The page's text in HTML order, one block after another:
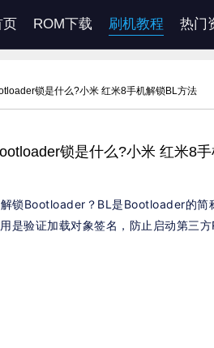
页 ROM下载 刷机教程 热门
锁是什么?小米 红米8手机解锁BL方法
锁是什么?小米 红米8
锁Bootloader？BL是Bootloader的
是验证加载对象签名，防止启动第三